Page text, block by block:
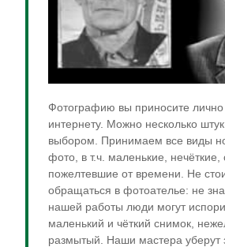
Фотографию вы приносите
интернету. Можно несколько
выбором. Принимаем все виды
фото, в т.ч. маленькие,
пожелтевшие от времени. Не
обращаться в фотоателье: не
нашей работы люди могут
маленький и чёткий снимок,
размытый. Наши мастера уберут